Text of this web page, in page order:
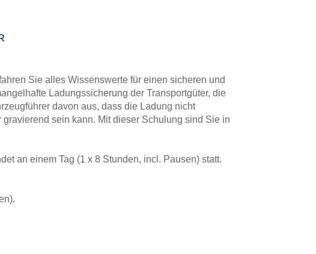
Sie alles Wissenswerte für einen sicheren und
Ladungssicherung der Transportgüter, die
davon aus, dass die Ladung nicht
sein kann. Mit dieser Schulung sind Sie in
an einem Tag (1 x 8 Stunden, incl. Pausen) statt.